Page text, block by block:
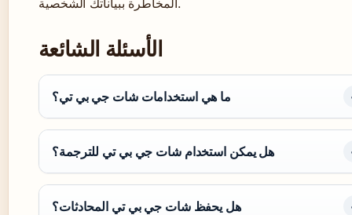
المخاطرة ببياناتك الشخصية.
الأسئلة الشائعة
ما هي استخدامات شات جي بي تي؟
هل يمكن استخدام شات جي بي تي للترجمة؟
هل يحفظ شات جي بي تي المحادثات؟